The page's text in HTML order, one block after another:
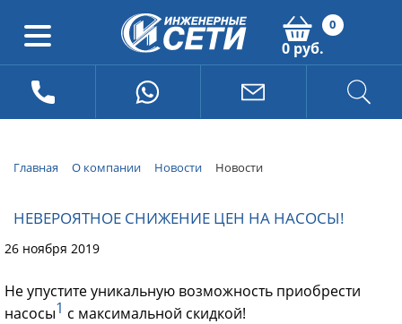
0
0 руб.
Главная О компании Новости Новости
НЕВЕРОЯТНОЕ СНИЖЕНИЕ ЦЕН НА НАСОСЫ!
26 ноября 2019
Не упустите уникальную возможность приобрести
насосы1 с максимальной скидкой!